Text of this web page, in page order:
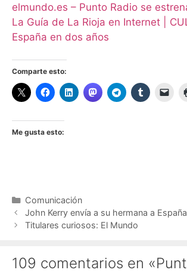
elmundo.es – Punto Radio se
La Guía de La Rioja en Internet |
España en dos años
Comparte esto:
Me gusta esto:
Categorías
Comunicación
John Kerry envía a su hermana a
Titulares curiosos: El Mundo
109 comentarios en